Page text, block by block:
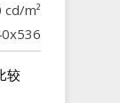
cd/m²
较